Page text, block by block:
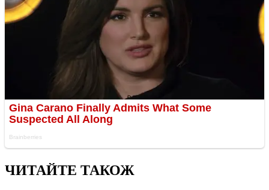
ЧИТАЙТЕ ТАКОЖ